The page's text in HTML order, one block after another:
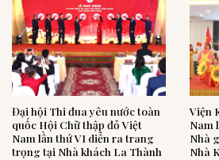
Đại hội Thi đua yêu nước toàn
quốc Hội Chữ thập đỏ Việt
Nam lần thứ VI diễn ra trang
trọng tại Nhà khách La Thành
Viện
Nam
Nhà
Nhà